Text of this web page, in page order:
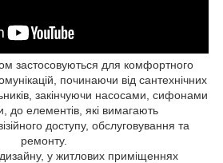
застосовуються для комфортного
починаючи від сантехнічних
закінчуючи насосами, сифонами
до елементів, які вимагають
доступу, обслуговування та
ремонту.
у житлових приміщеннях